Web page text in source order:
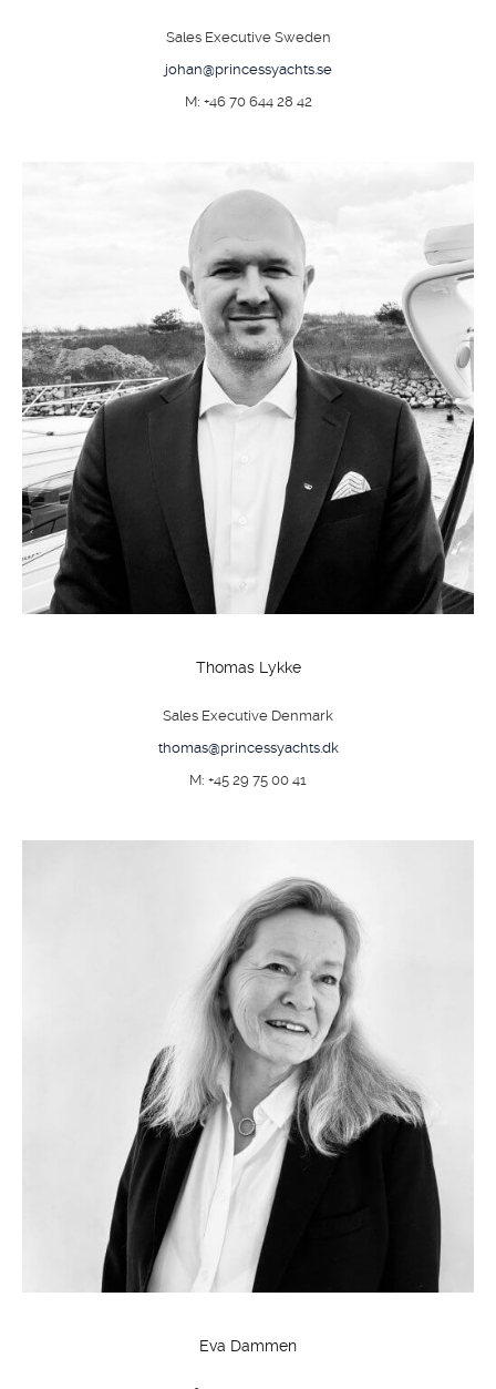
Sales Executive Sweden
johan@princessyachts.se
M: +46 70 644 28 42
Thomas Lykke
Sales Executive Denmark
thomas@princessyachts.dk
M: +45 29 75 00 41
Eva Dammen